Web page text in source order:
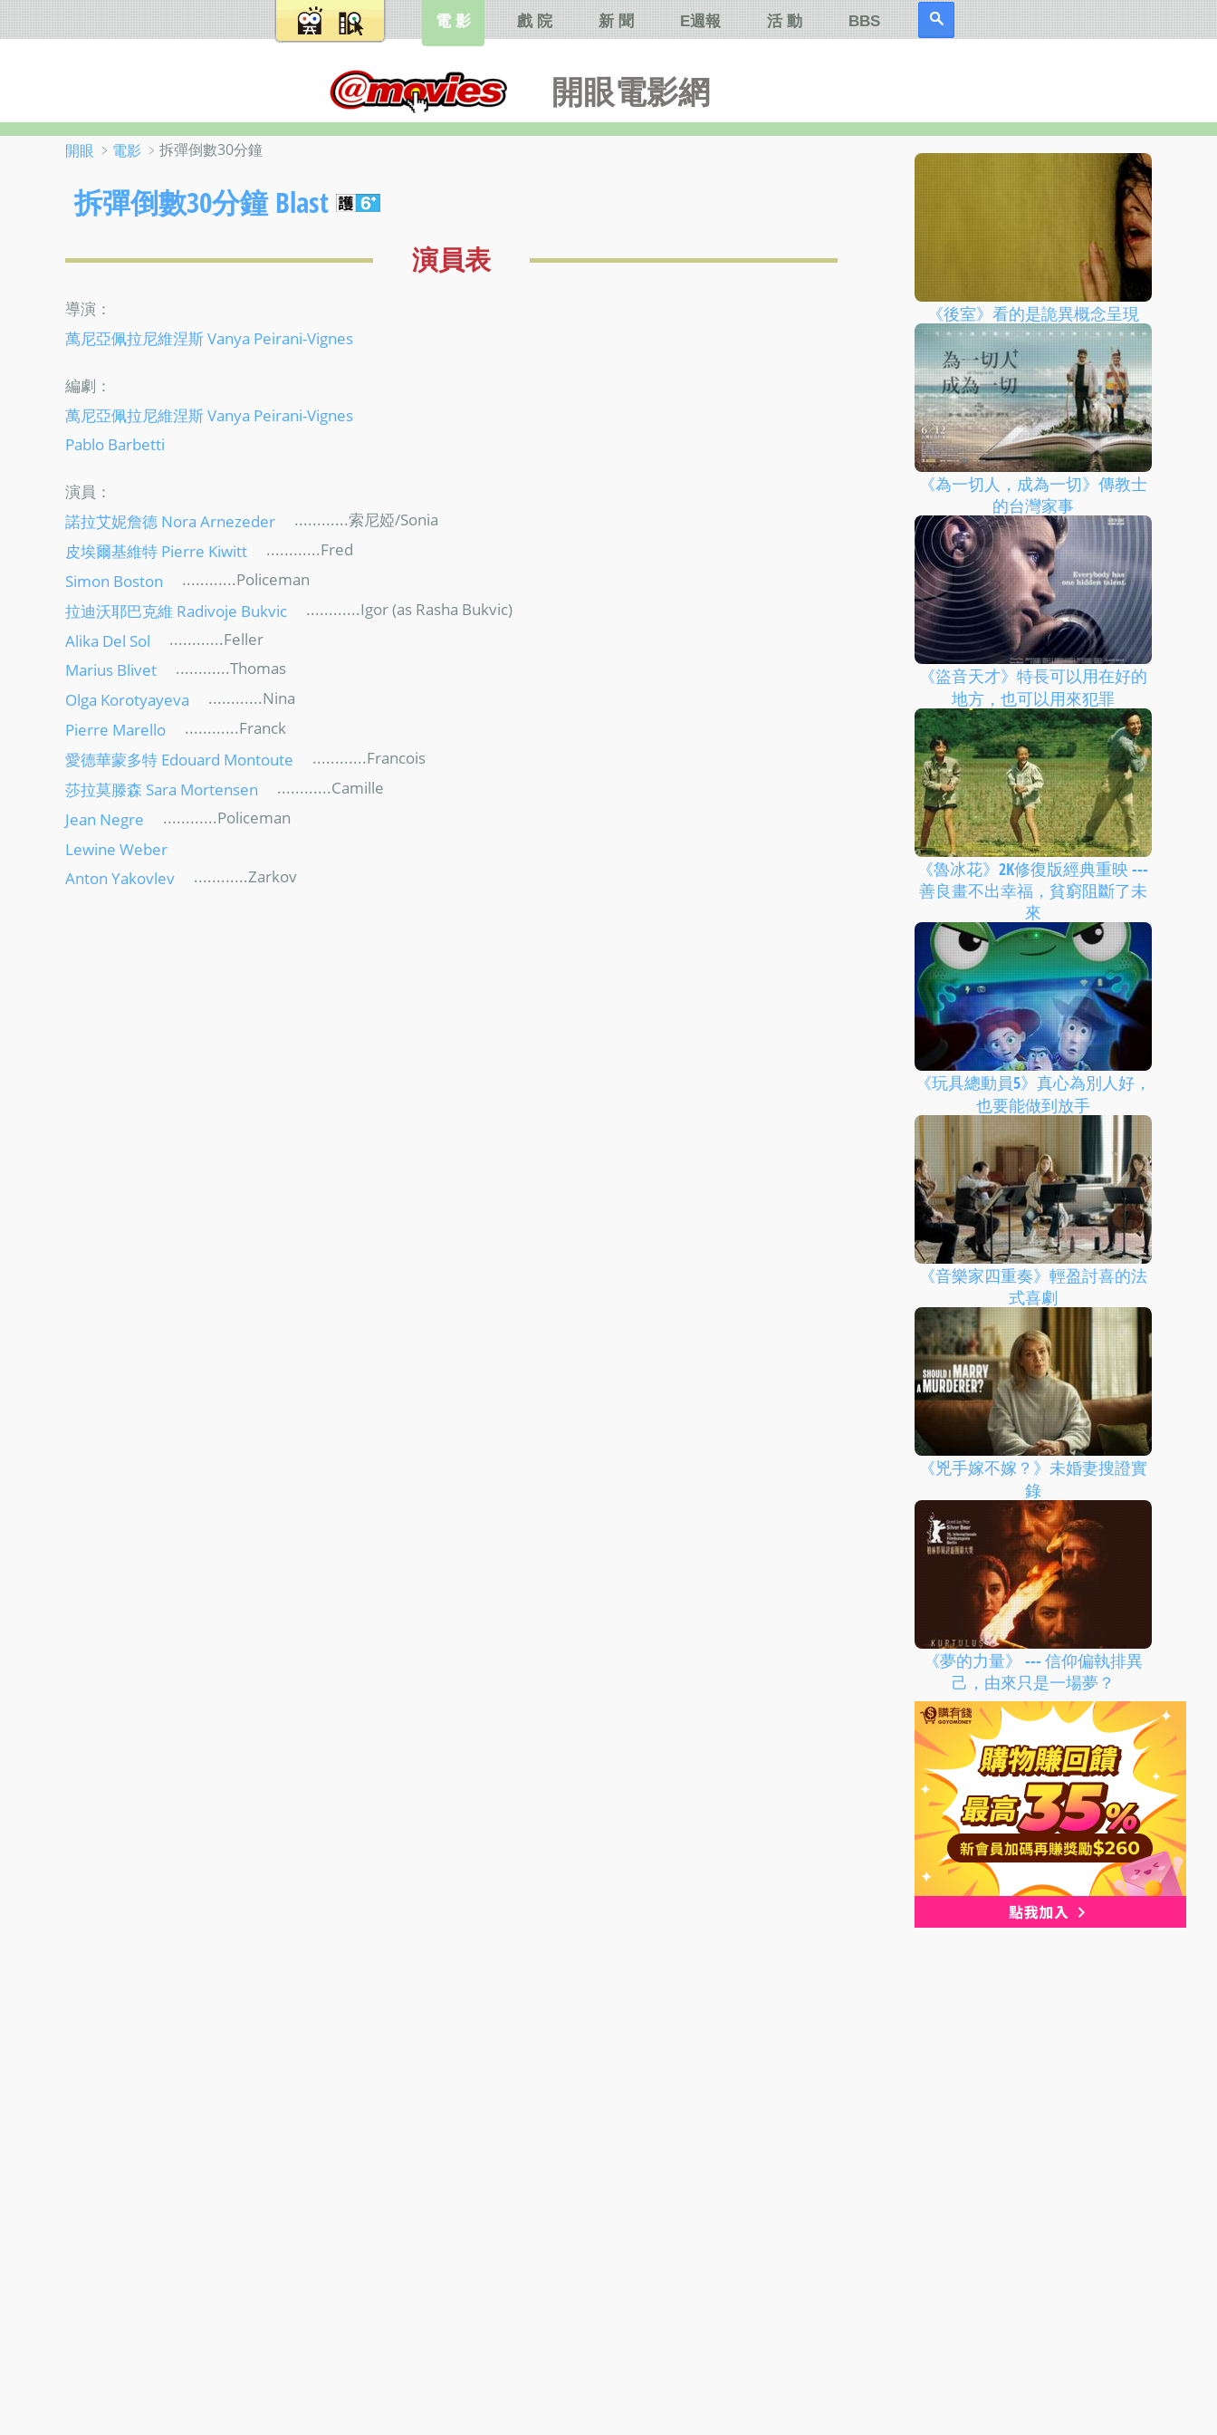
開眼電影網
電 影 戲 院 新 聞 E週報 活 動 BBS
開眼 ﹥ 電影 ﹥拆彈倒數30分鐘
拆彈倒數30分鐘 Blast
演員表
導演：
萬尼亞佩拉尼維涅斯 Vanya Peirani-Vignes
編劇：
萬尼亞佩拉尼維涅斯 Vanya Peirani-Vignes
Pablo Barbetti
演員：
諾拉艾妮詹德 Nora Arnezeder
............索尼婭/Sonia
皮埃爾基維特 Pierre Kiwitt
............Fred
Simon Boston
............Policeman
拉迪沃耶巴克維 Radivoje Bukvic
............Igor (as Rasha Bukvic)
Alika Del Sol
............Feller
Marius Blivet
............Thomas
Olga Korotyayeva
............Nina
Pierre Marello
............Franck
愛德華蒙多特 Edouard Montoute
............Francois
莎拉莫滕森 Sara Mortensen
............Camille
Jean Negre
............Policeman
Lewine Weber
Anton Yakovlev
............Zarkov
《後室》看的是詭異概念呈現
《為一切人，成為一切》傳教士
的台灣家事
《盜音天才》特長可以用在好的
地方，也可以用來犯罪
《魯冰花》2K修復版經典重映 ---
善良畫不出幸福，貧窮阻斷了未
來
《玩具總動員5》真心為別人好，
也要能做到放手
《音樂家四重奏》輕盈討喜的法
式喜劇
《兇手嫁不嫁？》未婚妻搜證實
錄
《夢的力量》 --- 信仰偏執排異
己，由來只是一場夢？